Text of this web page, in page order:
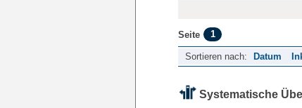
Seite 1
Sortieren nach: Datum
Systematische